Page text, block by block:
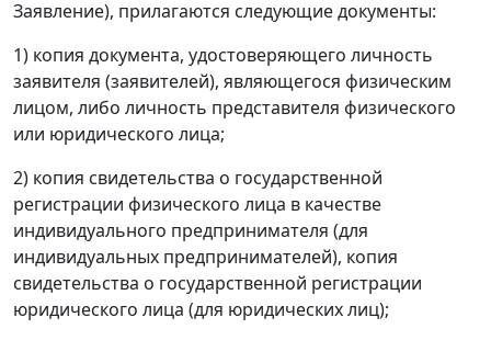
Заявление), прилагаются следующие документы:
1) копия документа, удостоверяющего личность
заявителя (заявителей), являющегося физическим
лицом, либо личность представителя физического
или юридического лица;
2) копия свидетельства о государственной
регистрации физического лица в качестве
индивидуального предпринимателя (для
индивидуальных предпринимателей), копия
свидетельства о государственной регистрации
юридического лица (для юридических лиц);